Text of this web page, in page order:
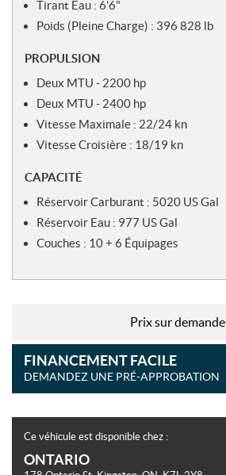
Tirant Eau : 6'6"
Poids (Pleine Charge) : 396 828 lb
PROPULSION
Deux MTU - 2200 hp
Deux MTU - 2400 hp
Vitesse Maximale : 22/24 kn
Vitesse Croisière : 18/19 kn
CAPACITÉ
Réservoir Carburant : 5020 US Gal
Réservoir Eau : 977 US Gal
Couches : 10 + 6 Équipages
Prix sur demande
FINANCEMENT FACILE
DEMANDEZ UNE PRÉ-APPROBATION
Ce véhicule est disponible chez :
ONTARIO